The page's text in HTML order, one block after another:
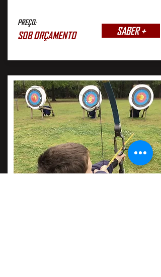
PREÇO:
SOB ORÇAMENTO SABER +